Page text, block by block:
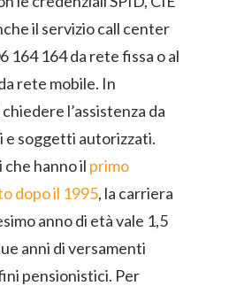
il servizio call center
164 164 da rete fissa o al
rete mobile. In
l’assistenza da
e soggetti autorizzati.
hanno il primo
dopo il 1995, la carriera
anno di età vale 1,5
anni di versamenti
pensionistici. Per